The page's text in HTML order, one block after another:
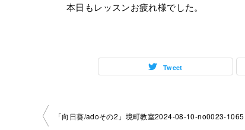
本日もレッスンお疲れ様でした。
Tweet
投
「向日葵/adoその2」境町教室2024-08-10-­no0023-­1065